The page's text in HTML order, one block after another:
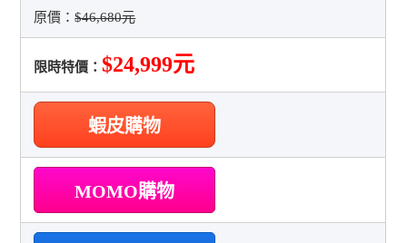
原價：$46,680元
限時特價：$24,999元
蝦皮購物
MOMO購物